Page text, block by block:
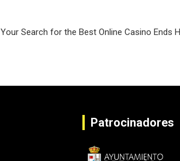
Your Search for the Best Online Casino Ends
Patrocinadores